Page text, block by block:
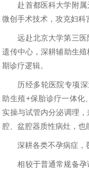
赴首都医科大学附
微创手术技术，攻克妇科
远赴北京大学第三
遗传中心，深耕辅助生
期诊疗逻辑。
历经多轮医院专项
助生殖+保胎诊疗一体化
实操与试管内分泌调理
腔、盆腔器质性病灶，也
深耕各类不孕病症
相较于普通常规备